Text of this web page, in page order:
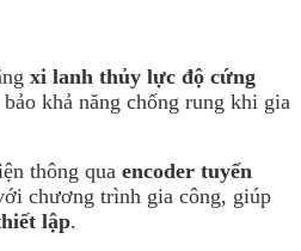
xi lanh thủy lực độ cứng
khả năng chống rung khi gia
thông qua encoder tuyến
chương trình gia công, giúp
lập.